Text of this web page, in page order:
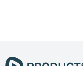
Kissenbezüge,